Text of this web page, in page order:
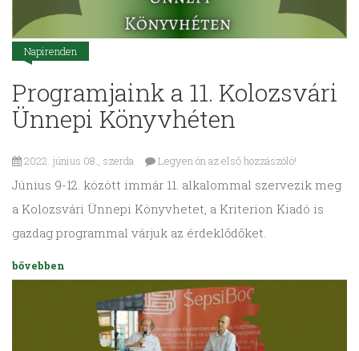
Napirenden
Programjaink a 11. Kolozsvári
Ünnepi Könyvhéten
2022. június 08., szerda Legyen ön az első hozzászóló!
Június 9-12. között immár 11. alkalommal szervezik meg
a Kolozsvári Ünnepi Könyvhetet, a Kriterion Kiadó is
gazdag programmal várjuk az érdeklődőket.
bővebben